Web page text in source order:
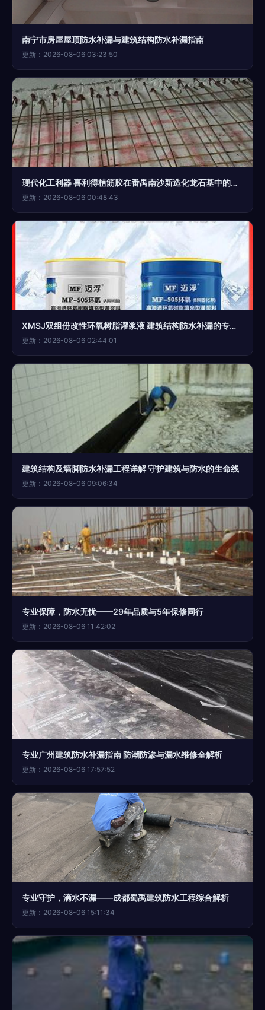
南宁市房屋屋顶防水补漏与建筑结构防水补漏指南
更新：2026-08-06 03:23:50
现代化工利器 喜利得植筋胶在番禺南沙新造化龙石基中的应用与建设理念
更新：2026-08-06 00:48:43
XMSJ双组份改性环氧树脂灌浆液 建筑结构防水补漏的专业解决方案
更新：2026-08-06 02:44:01
建筑结构及墙脚防水补漏工程详解 守护建筑与防水的生命线
更新：2026-08-06 09:06:34
专业保障，防水无忧——29年品质与5年保修同行
更新：2026-08-06 11:42:02
专业广州建筑防水补漏指南 防潮防渗与漏水维修全解析
更新：2026-08-06 17:57:52
专业守护，滴水不漏——成都蜀禹建筑防水工程综合解析
更新：2026-08-06 15:11:34